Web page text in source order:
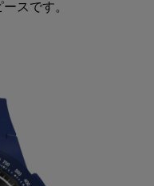
スです。